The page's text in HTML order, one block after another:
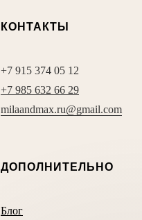
КОНТАКТЫ
+7 915 374 05 12
+7 985 632 66 29
milaandmax.ru@gmail.com
ДОПОЛНИТЕЛЬНО
Блог